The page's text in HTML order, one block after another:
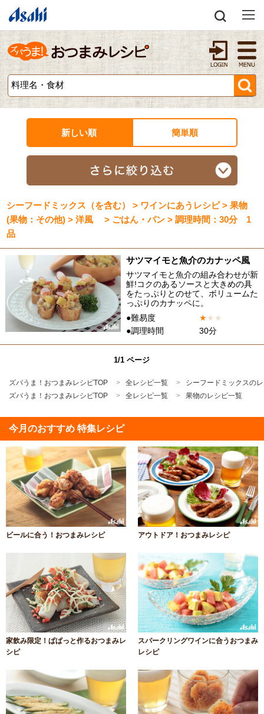
新しい順 簡単順
シーフードミックス（を含む） > ワインにあうレシピ > 果物
(果物：その他) > 洋風 > ごはん・パン > 調理時間：30分 1
品
サツマイモと魚介のカナッペ風
サツマイモと魚介の組み合わせが新
鮮!コクのあるソースと大きめの具
をたっぷりとのせて、ボリュームた
っぷりのカナッペに。
●難易度
★★ ★
●調理時間
30分
1/1 ページ
ズバうま！おつまみレシピTOP 全レシピ一覧
シーフードミックスの
ズバうま！おつまみレシピTOP
全レシピ一覧 果物のレシピ一覧
今月のおすすめ 特集レシピ
ビールに合う！おつまみレシピ アウトドア！おつまみレシピ
家飲み限定！ぱぱっと作るおつまみレ
シピ
スパークリングワインに合うおつまみ
レシピ